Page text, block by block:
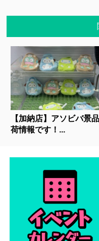
【加納店】アソビバ景
荷情報です！...